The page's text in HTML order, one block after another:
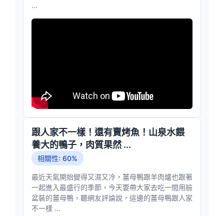
...
跟人家不一樣！還有賣烤魚！山泉水餵
養大的鴨子，肉質果然 ...
相關性: 60%
最近天氣開始變得又濕又冷，薑母鴨跟羊肉爐也跟著
一起進入最盛行的季節，今天要帶大家去吃一間用臉
盆裝的薑母鴨，聽網友評論說，這邊的薑母鴨跟人家
不一樣 ...